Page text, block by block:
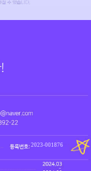
2023-001876